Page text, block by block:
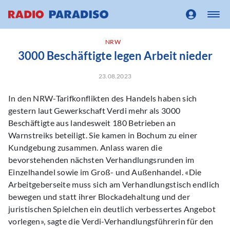
NRW
3000 Beschäftigte legen Arbeit nieder
23.08.2023
In den NRW-Tarifkonflikten des Handels haben sich
gestern laut Gewerkschaft Verdi mehr als 3000
Beschäftigte aus landesweit 180 Betrieben an
Warnstreiks beteiligt. Sie kamen in Bochum zu einer
Kundgebung zusammen. Anlass waren die
bevorstehenden nächsten Verhandlungsrunden im
Einzelhandel sowie im Groß- und Außenhandel. «Die
Arbeitgeberseite muss sich am Verhandlungstisch endlich
bewegen und statt ihrer Blockadehaltung und der
juristischen Spielchen ein deutlich verbessertes Angebot
vorlegen», sagte die Verdi-Verhandlungsführerin für den